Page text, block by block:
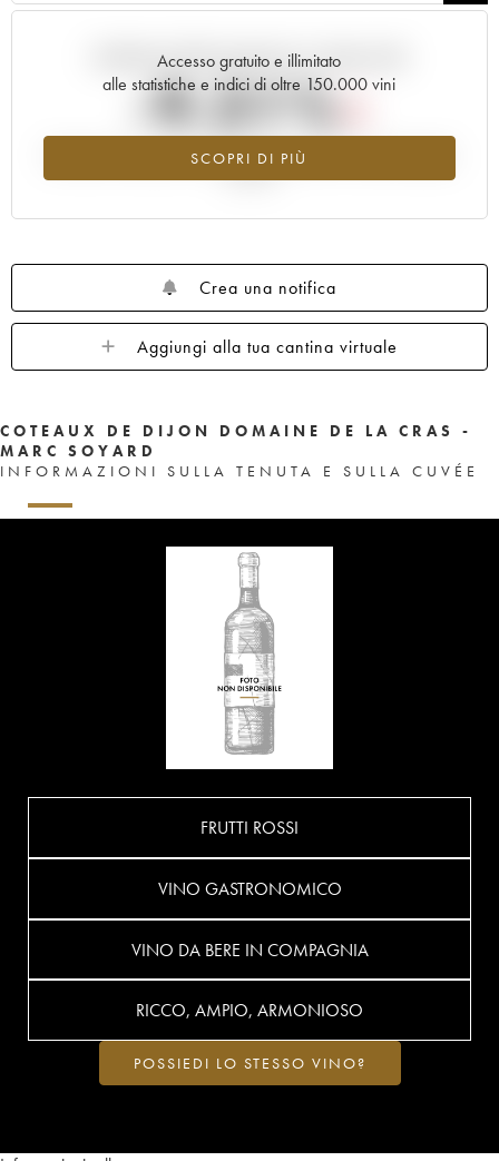
Accesso gratuito e illimitato
alle statistiche e indici di oltre 150.000 vini
SCOPRI DI PIÙ
Andamento della quotazione in tempo reale
-9.31%
Tendenza al ribasso per il valore dell'annata 2019 nel 2026 rispetto
Crea una notifica
Aggiungi alla tua cantina virtuale
COTEAUX DE DIJON DOMAINE DE LA CRAS -
MARC SOYARD
INFORMAZIONI SULLA TENUTA E SULLA CUVÉE
FRUTTI ROSSI
VINO GASTRONOMICO
VINO DA BERE IN COMPAGNIA
RICCO, AMPIO, ARMONIOSO
POSSIEDI LO STESSO VINO?